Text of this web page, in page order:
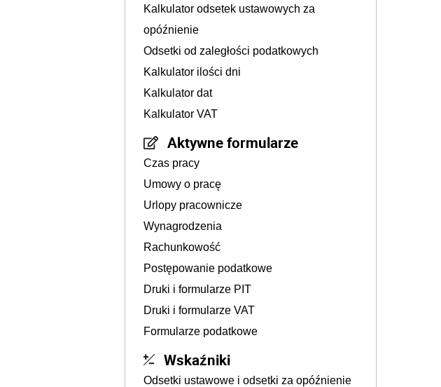
Kalkulator odsetek ustawowych za
opóźnienie
Odsetki od zaległości podatkowych
Kalkulator ilości dni
Kalkulator dat
Kalkulator VAT
Aktywne formularze
Czas pracy
Umowy o pracę
Urlopy pracownicze
Wynagrodzenia
Rachunkowość
Postępowanie podatkowe
Druki i formularze PIT
Druki i formularze VAT
Formularze podatkowe
Wskaźniki
Odsetki ustawowe i odsetki za opóźnienie